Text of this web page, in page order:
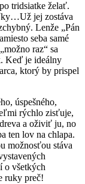
tridsiatke želať.
jej zostáva
Lenže „Pán
seba samé
raz“ sa
Keď je ideálny
ktorý by prispel
úspešného,
rýchlo zisťuje,
a oživiť ju, no
ten lov na chlapa.
možnosťou stáva
o všetkých
ruky preč!